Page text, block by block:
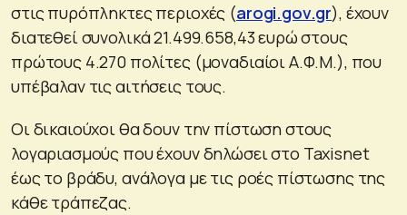
στις πυρόπληκτες περιοχές (arogi.gov.gr), έχουν
διατεθεί συνολικά 21.499.658,43 ευρώ στους
πρώτους 4.270 πολίτες (μοναδιαίοι Α.Φ.Μ.), που
υπέβαλαν τις αιτήσεις τους.
Οι δικαιούχοι θα δουν την πίστωση στους
λογαριασμούς που έχουν δηλώσει στο Taxisnet
έως το βράδυ, ανάλογα με τις ροές πίστωσης της
κάθε τράπεζας.